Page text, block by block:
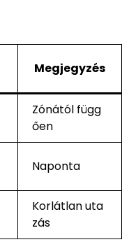
Megjegyzés
Zónától függ
ően
Naponta
Korlátlan uta
zás